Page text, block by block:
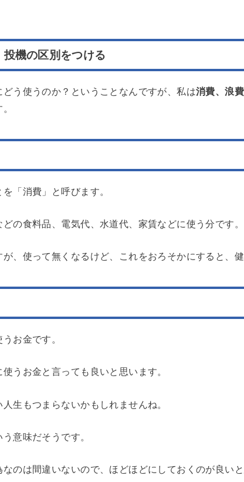
機の区別をつける
う使うのか？ということなんですが、私は消費、浪
「消費」と呼びます。
の食料品、電気代、水道代、家賃などに使う分です。
、使って無くなるけど、これをおろそかにすると、
お金です。
うお金と言っても良いと思います。
生もつまらないかもしれませんね。
意味だそうです。
のは間違いないので、ほどほどにしておくのが良いと